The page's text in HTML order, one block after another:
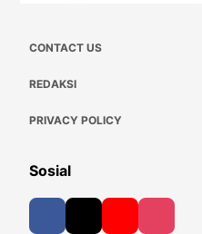
CONTACT US
REDAKSI
PRIVACY POLICY
Sosial